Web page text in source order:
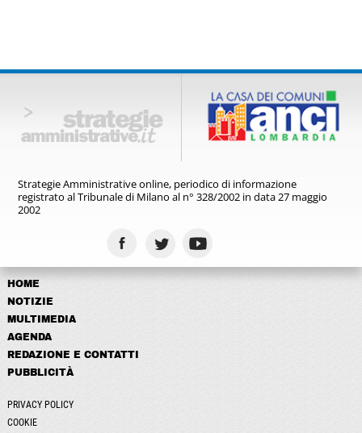
Strategie Amministrative online, periodico di informazione
registratoal Tribunale di Milano al n° 328/2002 in data 27 maggio
2002
HOME
NOTIZIE
MULTIMEDIA
AGENDA
REDAZIONE E CONTATTI
PUBBLICITÀ
PRIVACY POLICY
COOKIE